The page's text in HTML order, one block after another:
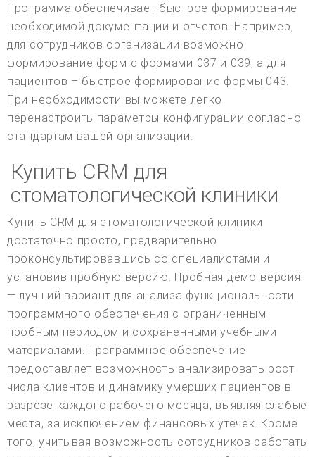
Программа обеспечивает быстрое формирование
необходимой документации и отчетов. Например,
для сотрудников организации возможно
формирование форм с формами 037 и 039, а для
пациентов – быстрое формирование формы 043.
При необходимости вы можете легко
перенастроить параметры конфигурации согласно
стандартам вашей организации.
Купить CRM для
стоматологической клиники
Купить CRM для стоматологической клиники
достаточно просто, предварительно
проконсультировавшись со специалистами и
установив пробную версию. Пробная демо-версия
— лучший вариант для анализа функциональности
программного обеспечения с ограниченным
пробным периодом и сохраненными учебными
материалами. Программное обеспечение
предоставляет возможность анализировать рост
числа клиентов и динамику умерших пациентов в
разрезе каждого рабочего месяца, выявляя слабые
места, за исключением финансовых утечек. Кроме
того, учитывая возможность сотрудников работать